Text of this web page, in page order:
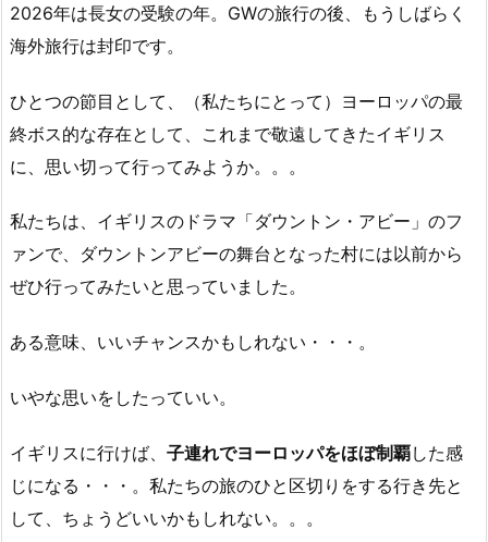
2026年は長女の受験の年。GWの旅行の後、もうしばらく
海外旅行は封印です。
ひとつの節目として、（私たちにとって）ヨーロッパの最
終ボス的な存在として、これまで敬遠してきたイギリス
に、思い切って行ってみようか。。。
私たちは、イギリスのドラマ「ダウントン・アビー」のフ
ァンで、ダウントンアビーの舞台となった村には以前から
ぜひ行ってみたいと思っていました。
ある意味、いいチャンスかもしれない・・・。
いやな思いをしたっていい。
イギリスに行けば、 子連れでヨーロッパをほぼ制覇した感
じになる・・・。私たちの旅のひと区切りをする行き先と
して、ちょうどいいかもしれない。。。